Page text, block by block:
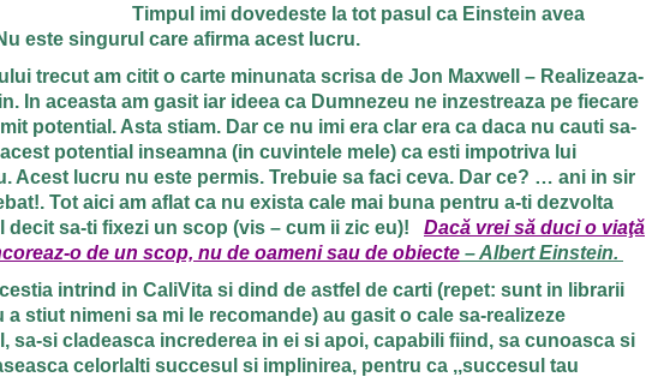
imi dovedeste la tot pasul ca Einstein avea
este singurul care afirma acest lucru.
trecut am citit o carte minunata scrisa de Jon Maxwell – Realizeaza-
In aceasta am gasit iar ideea ca Dumnezeu ne inzestreaza pe fiecare
potential. Asta stiam. Dar ce nu imi era clar era ca daca nu cauti sa-
potential inseamna (in cuvintele mele) ca esti impotriva lui
Acest lucru nu este permis. Trebuie sa faci ceva. Dar ce? … ani in sir
Tot aici am aflat ca nu exista cale mai buna pentru a-ti dezvolta
decit sa-ti fixezi un scop (vis – cum ii zic eu)!
Dacă vrei să duci o viaţă
o de un scop, nu de oameni sau de obiecte – Albert Einstein.
intrind in CaliVita si dind de astfel de carti (repet: sunt in librarii
a stiut nimeni sa mi le recomande) au gasit o cale sa-realizeze
sa-si cladeasca increderea in ei si apoi, capabili fiind, sa cunoasca si
celorlalti succesul si implinirea, pentru ca ,,succesul tau